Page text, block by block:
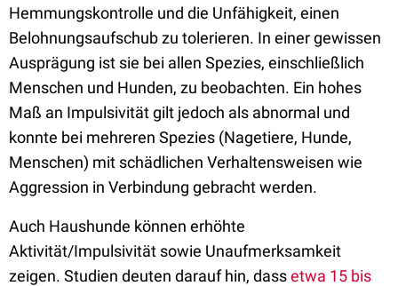
Hemmungskontrolle und die Unfähigkeit, einen
Belohnungsaufschub zu tolerieren. In einer gewissen
Ausprägung ist sie bei allen Spezies, einschließlich
Menschen und Hunden, zu beobachten. Ein hohes
Maß an Impulsivität gilt jedoch als abnormal und
konnte bei mehreren Spezies (Nagetiere, Hunde,
Menschen) mit schädlichen Verhaltensweisen wie
Aggression in Verbindung gebracht werden.
Auch Haushunde können erhöhte
Aktivität/Impulsivität sowie Unaufmerksamkeit
zeigen. Studien deuten darauf hin, dassetwa 15 bis